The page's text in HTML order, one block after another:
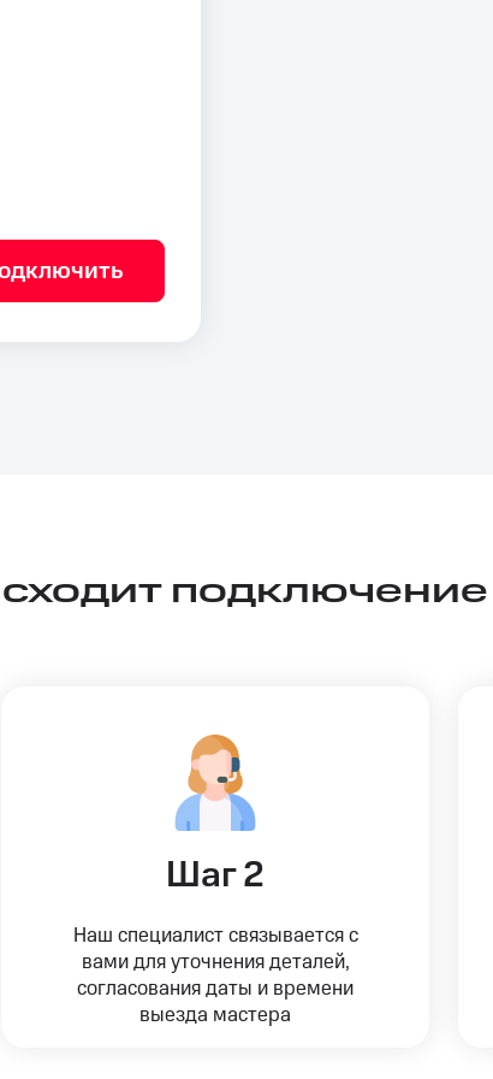
Шаг 2
Наш специалист связывается с
вами для уточнения деталей,
согласования даты и времени
выезда мастера